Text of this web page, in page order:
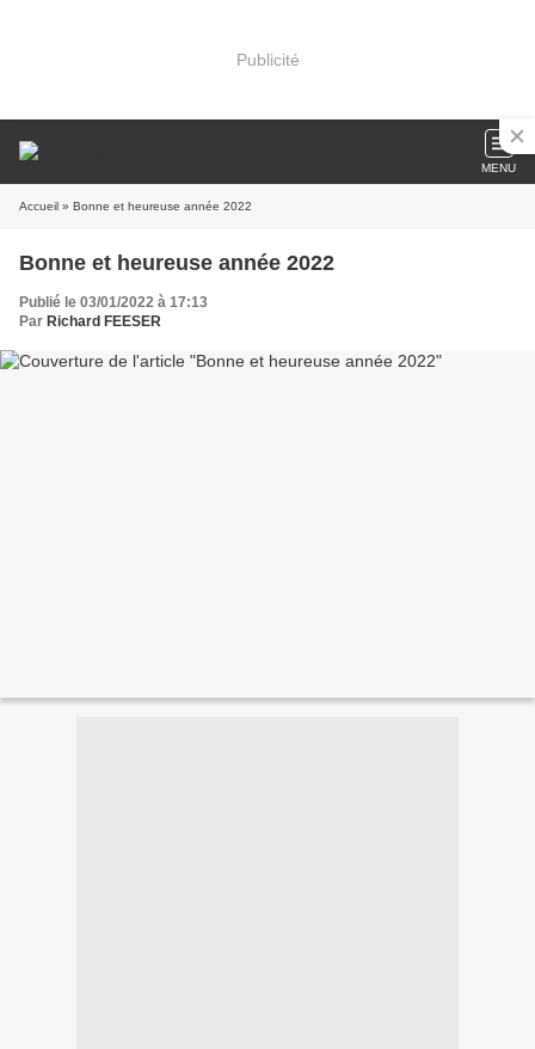
Publicité
MENU
Accueil » Bonne et heureuse année 2022
Bonne et heureuse année 2022
Publié le 03/01/2022 à 17:13
Par Richard FEESER